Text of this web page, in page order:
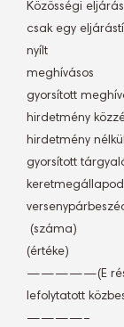
Közösségi
csak egy
nyílt
meghívásos
gyorsított
hirdetmény
hirdetmény
gyorsított
 (száma)
(értéke)
—————(E
lefolytatott
————–